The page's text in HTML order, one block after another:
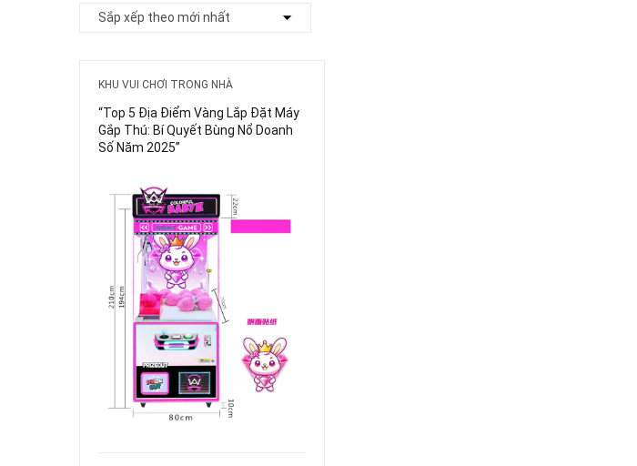
KHU VUI CHƠI TRONG NHÀ
“Top 5 Địa Điểm Vàng Lắp Đặt Máy
Gắp Thú: Bí Quyết Bùng Nổ Doanh
Số Năm 2025”